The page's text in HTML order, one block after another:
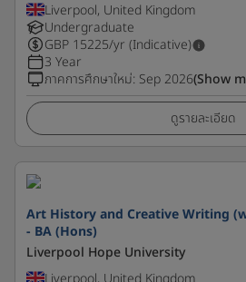
Liverpool, United Kingdom
Undergraduate
GBP 15225/yr (Indicative)
3 Year
ภาคการศึกษาใหม่: Sep 2026(Show
ดูรายละเอียด
Art History and Creative Writing
- BA (Hons)
Liverpool Hope University